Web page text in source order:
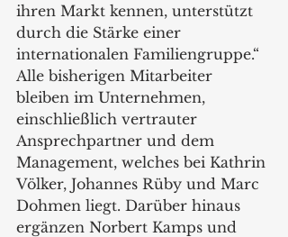
ihren Markt kennen, unterstützt
durch die Stärke einer
internationalen Familiengruppe.“
Alle bisherigen Mitarbeiter
bleiben im Unternehmen,
einschließlich vertrauter
Ansprechpartner und dem
Management, welches bei Kathrin
Völker, Johannes Rüby und Marc
Dohmen liegt. Darüber hinaus
ergänzen Norbert Kamps und